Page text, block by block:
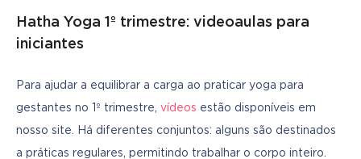
Hatha Yoga 1º trimestre: videoaulas para
iniciantes
Para ajudar a equilibrar a carga ao praticar yoga para
gestantes no 1º trimestre, vídeos estão disponíveis em
nosso site. Há diferentes conjuntos: alguns são destinados
a práticas regulares, permitindo trabalhar o corpo inteiro.